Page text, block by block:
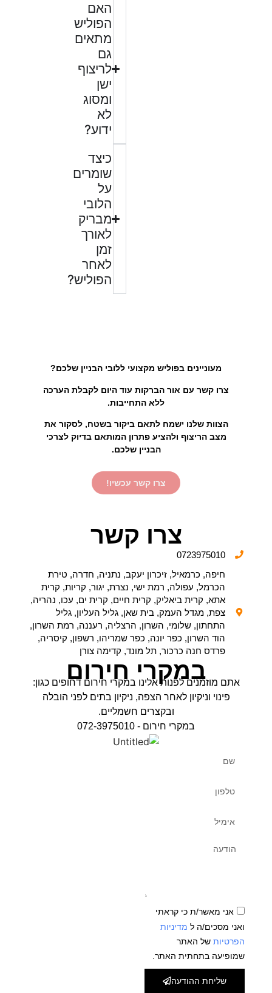
האם
הפוליש
מתאים
גם
לריצוף
ישן
ומסוג
לא
ידוע?
כיצד
שומרים
על
הלובי
מבריק
לאורך
זמן
לאחר
הפוליש?
מעוניינים בפוליש מקצועי ללובי הבניין שלכם?
צרו קשר עם אור הברקות עוד היום לקבלת הערכה
ללא התחייבות.
הצוות שלנו ישמח לתאם ביקור בשטח, לסקור את
מצב הריצוף ולהציע פתרון המותאם בדיוק לצרכי
הבניין שלכם.
צרו קשר עכשיו!
אני מאשר/ת כי קראתי
ואני מסכים/ה ל מדיניות
הפרטיותשל האתר
שמופיעה בתחתית האתר.
שליחת ההודעה
במקרי חירום
אתם מוזמנים לפנות אלינו במקרי חירום דחופים כגון:
פינוי וניקיון לאחר הצפה, ניקיון בתים לפני הובלה
ובקצרים חשמליים.
במקרי חירום - 072-3975010
צרו קשר
0723975010
חיפה, כרמאיל, זיכרון יעקב, נתניה, חדרה, טירת
הכרמל, עפולה, רמת ישי, נצרת, יגור, קריות, קרית
אתא, קרית ביאליק, קרית חיים, קרית ים, עכו, נהריה,
צפת, מגדל העמק, בית שאן, גליל העליון, גליל
התחתון, שלומי, השרון, הרצליה, רעננה, רמת השרון,
הוד השרון, כפר יונה, כפר שמריהו, רשפון, קיסריה,
פרדס חנה כרכור, תל מונד, קדימה צורן